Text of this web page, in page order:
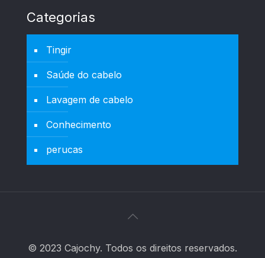
Categorias
Tingir
Saúde do cabelo
Lavagem de cabelo
Conhecimento
perucas
© 2023 Cajochy. Todos os direitos reservados.